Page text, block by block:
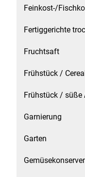
Garten
Gemüsekonserven
Geschirrreiniger
Gewürze
Feinkost-/
Fertiggerichte
Fruchtsaft
Frühstück /
Frühstück / süße
Garnierung
Garten